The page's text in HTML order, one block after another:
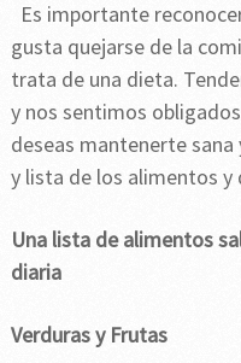
Es importante
gusta quejarse de la
trata de una dieta.
y nos sentimos
deseas mantenerte
y lista de los alimentos
Una lista de alimentos
diaria
Verduras y Frutas